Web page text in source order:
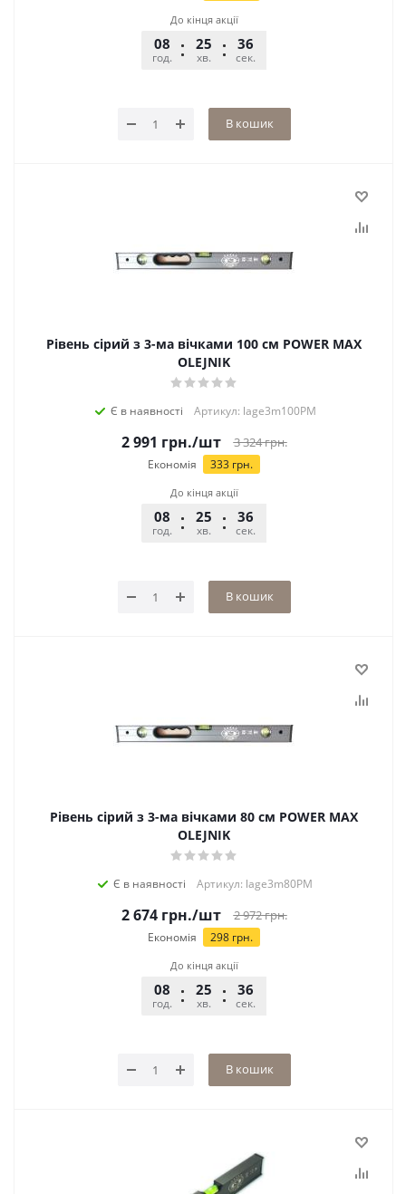
До кінця акції
08
год.
25
хв.
36
сек.
В кошик
Рівень сірий з 3-ма вічками 100 см POWER MAX
OLEJNIK
Є в наявності Артикул: lage3m100PM
2 991 грн./шт 3 324грн.
Економія 333 грн.
До кінця акції
08
год.
25
хв.
36
сек.
В кошик
Рівень сірий з 3-ма вічками 80 см POWER MAX
OLEJNIK
Є в наявності Артикул: lage3m80PM
2 674грн./шт 2 972грн.
Економія 298 грн.
До кінця акції
08
год.
25
хв.
36
сек.
В кошик